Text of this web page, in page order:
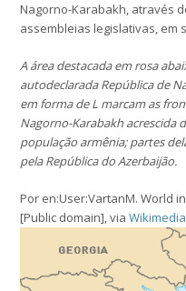
Nagorno-Karabakh, através
assembleias legislativas, em
A área destacada em rosa
autodeclarada República de
em forma de L marcam as
Nagorno-Karabakh acrescida
população armênia; partes
pela República do Azerbaijão.
Por en:User:VartanM. World
[Public domain], via